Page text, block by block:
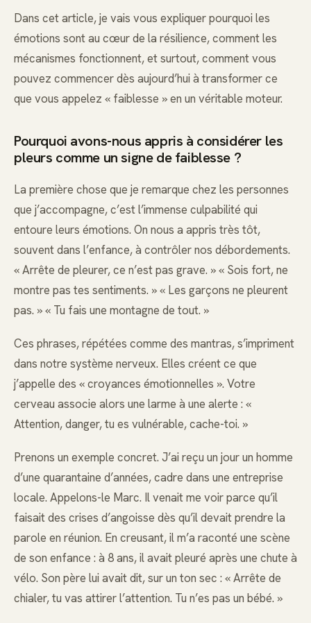
Dans cet article, je vais vous expliquer pourquoi les
émotions sont au cœur de la résilience, comment les
mécanismes fonctionnent, et surtout, comment vous
pouvez commencer dès aujourd’hui à transformer ce
que vous appelez « faiblesse » en un véritable moteur.
Pourquoi avons-nous appris à considérer les
pleurs comme un signe de faiblesse ?
La première chose que je remarque chez les personnes
que j’accompagne, c’est l’immense culpabilité qui
entoure leurs émotions. On nous a appris très tôt,
souvent dans l’enfance, à contrôler nos débordements.
« Arrête de pleurer, ce n’est pas grave. » « Sois fort, ne
montre pas tes sentiments. » « Les garçons ne pleurent
pas. » « Tu fais une montagne de tout. »
Ces phrases, répétées comme des mantras, s’impriment
dans notre système nerveux. Elles créent ce que
j’appelle des « croyances émotionnelles ». Votre
cerveau associe alors une larme à une alerte : «
Attention, danger, tu es vulnérable, cache-toi. »
Prenons un exemple concret. J’ai reçu un jour un homme
d’une quarantaine d’années, cadre dans une entreprise
locale. Appelons-le Marc. Il venait me voir parce qu’il
faisait des crises d’angoisse dès qu’il devait prendre la
parole en réunion. En creusant, il m’a raconté une scène
de son enfance : à 8 ans, il avait pleuré après une chute à
vélo. Son père lui avait dit, sur un ton sec : « Arrête de
chialer, tu vas attirer l’attention. Tu n’es pas un bébé. »